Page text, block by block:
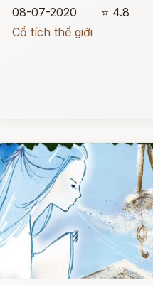
08-07-2020
⭐ 4.8
Cổ tích thế giới